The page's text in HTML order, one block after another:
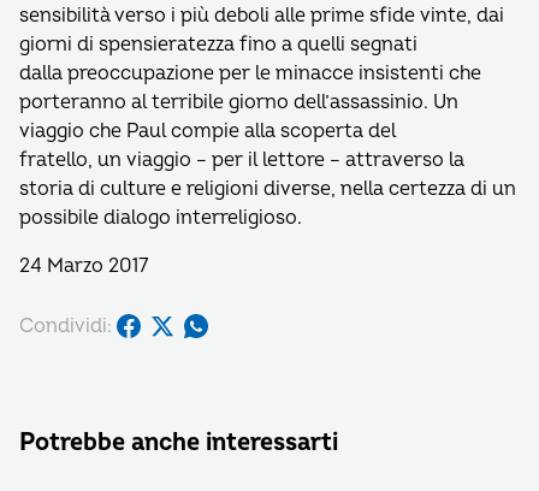
sensibilità verso i più deboli alle prime sfide vinte, dai
giorni di spensieratezza fino a quelli segnati
dalla preoccupazione per le minacce insistenti che
porteranno al terribile giorno dell’assassinio. Un
viaggio che Paul compie alla scoperta del
fratello, un viaggio – per il lettore – attraverso la
storia di culture e religioni diverse, nella certezza di un
possibile dialogo interreligioso.
24 Marzo 2017
Condividi:
Potrebbe anche interessarti